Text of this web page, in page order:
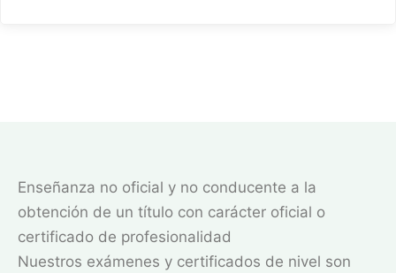
Enseñanza no oficial y no conducente a la
obtención de un título con carácter oficial o
certificado de profesionalidad
Nuestros exámenes y certificados de nivel son